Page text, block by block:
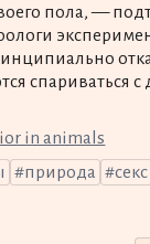
пола, —
спариваться с
in animals
природа секс